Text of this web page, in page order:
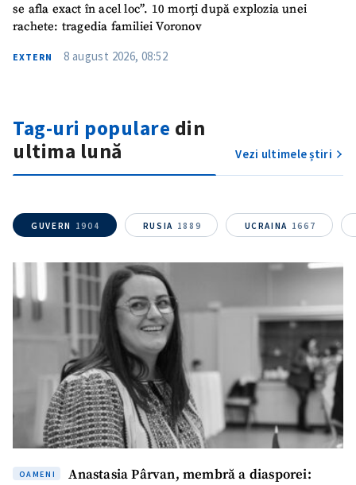
se afla exact în acel loc”. 10 morți după explozia unei
rachete: tragedia familiei Voronov
EXTERN 8 august 2026, 08:52
Tag-uri populare din
ultima lună
Vezi ultimele știri
GUVERN 1904 RUSIA 1889 UCRAINA 1667
OAMENI
Anastasia Pârvan, membră a diasporei:
ȘTIREA MEA
Fotografie
+ Încarcă imagine
Mesajul știrei
+ Mesajul știrei
CONTACT SURSĂ
Sursă anonimă
Nume+ Numele meu
Email+ Emailul meu
Telefon
+ Telefon personal